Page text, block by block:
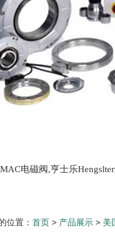
MAC电磁阀,亨士乐
位置： 首页 > 产品展示 > 美